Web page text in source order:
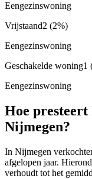
Eengezinswoning
Vrijstaand2 (2%)
Eengezinswoning
Geschakelde woning1
Eengezinswoning
Hoe
Nijmegen?
In Nijmegen
afgelopen jaar.
verhoudt tot het